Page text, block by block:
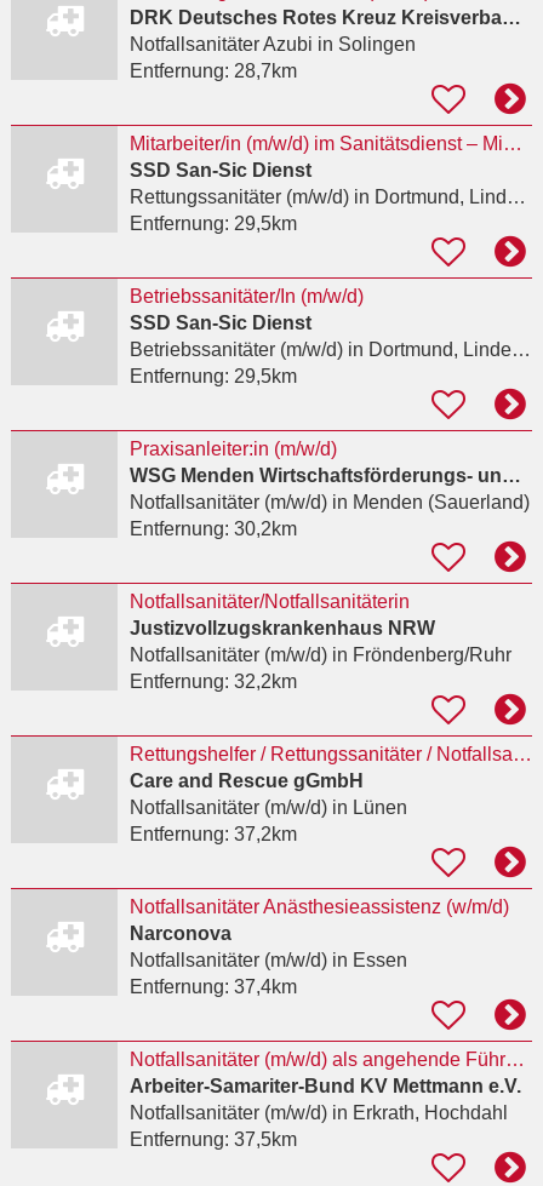
DRK Deutsches Rotes Kreuz Kreisverband Solingen e. V.
Notfallsanitäter Azubi in Solingen
Entfernung: 28,7km
Mitarbeiter/in (m/w/d) im Sanitätsdienst – Minijob, Midijob, Teilzeit oder Vollzeit
SSD San-Sic Dienst
Rettungssanitäter (m/w/d)in Dortmund, Lindenhorst
Entfernung: 29,5km
Betriebssanitäter/In (m/w/d)
SSD San-Sic Dienst
Betriebssanitäter (m/w/d)in Dortmund, Lindenhorst
Entfernung: 29,5km
Praxisanleiter:in (m/w/d)
WSG Menden Wirtschaftsförderungs- und Stadtentwicklungsgesellschaft Menden GmbH
Notfallsanitäter (m/w/d)in Menden (Sauerland)
Entfernung: 30,2km
Notfallsanitäter/Notfallsanitäterin
Justizvollzugskrankenhaus NRW
Notfallsanitäter (m/w/d)in Fröndenberg/Ruhr
Entfernung: 32,2km
Rettungshelfer / Rettungssanitäter / Notfallsanitäter (m/w/d) im Sanitätsdienst
Care and Rescue gGmbH
Notfallsanitäter (m/w/d)in Lünen
Entfernung: 37,2km
Notfallsanitäter Anästhesieassistenz (w/m/d)
Narconova
Notfallsanitäter (m/w/d)in Essen
Entfernung: 37,4km
Notfallsanitäter (m/w/d) als angehende Führungskraft
Arbeiter-Samariter-Bund KV Mettmann e.V.
Notfallsanitäter (m/w/d)in Erkrath, Hochdahl
Entfernung: 37,5km